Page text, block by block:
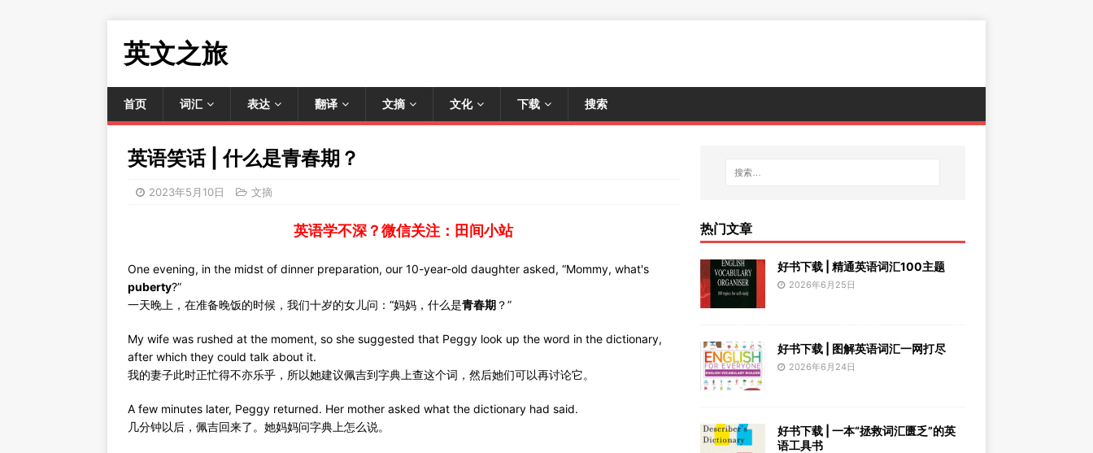
英文之旅
首页 词汇 表达 翻译 文摘 文化 下载 搜索
英语笑话 | 什么是青春期？
2023年5月10日 文摘
英语学不深？微信关注：田间小站
One evening, in the midst of dinner preparation, our 10-year-old daughter asked, “Mommy, what's
puberty?”
一天晚上，在准备晚饭的时候，我们十岁的女儿问：“妈妈，什么是青春期 ？”
My wife was rushed at the moment, so she suggested that Peggy look up the word in the dictionary,
after which they could talk about it.
我的妻子此时正忙得不亦乐乎，所以她建议佩吉到字典上查这个词，然后她们可以再讨论它。
A few minutes later, Peggy returned. Her mother asked what the dictionary had said.
几分钟以后，佩吉回来了。她妈妈问字典上怎么说。
热门文章
好书下载 | 精通英语词汇100主题
2026年6月25日
好书下载 | 图解英语词汇一网打尽
2026年6月24日
好书下载 | 一本“拯救词汇匮乏”的英
语工具书